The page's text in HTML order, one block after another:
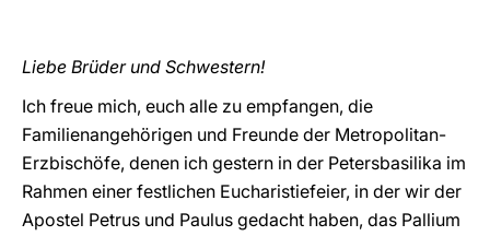
Liebe Brüder und Schwestern!
Ich freue mich, euch alle zu empfangen, die
Familienangehörigen und Freunde der Metropolitan-
Erzbischöfe, denen ich gestern in der Petersbasilika im
Rahmen einer festlichen Eucharistiefeier, in der wir der
Apostel Petrus und Paulus gedacht haben, das Pallium